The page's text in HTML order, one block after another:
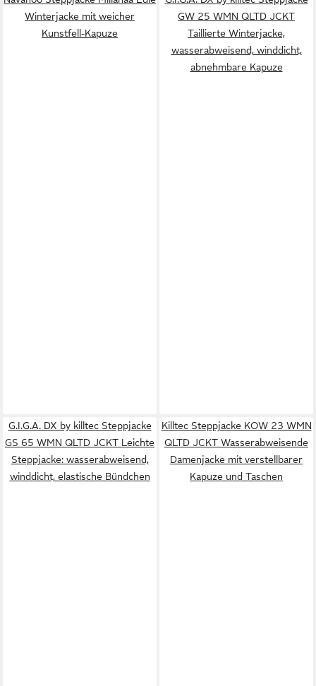
Winterjacke mit weicher
Kunstfell-Kapuze
GW 25 WMN QLTD JCKT
Taillierte Winterjacke,
wasserabweisend, winddicht,
abnehmbare Kapuze
G.I.G.A. DX by killtec Steppjacke
GS 65 WMN QLTD JCKT Leichte
Steppjacke: wasserabweisend,
winddicht, elastische Bündchen
Killtec Steppjacke KOW 23 WMN
QLTD JCKT Wasserabweisende
Damenjacke mit verstellbarer
Kapuze und Taschen